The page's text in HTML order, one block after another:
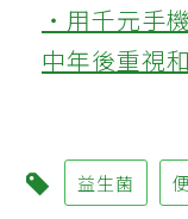
‧用千元手
中年後重視
益生菌